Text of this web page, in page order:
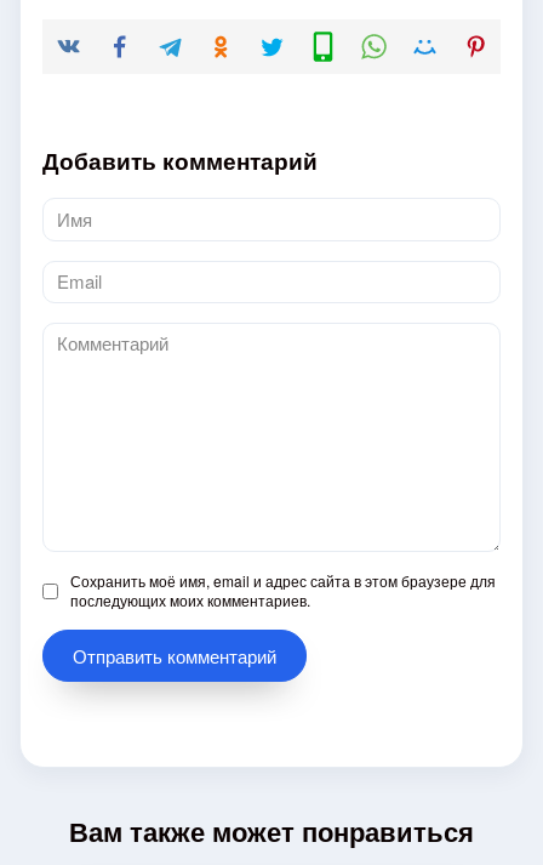
Добавить комментарий
Имя
*
Email
*
Комментарий
Сохранить моё имя, email и адрес сайта в этом браузере для
последующих моих комментариев.
Вам также может понравиться